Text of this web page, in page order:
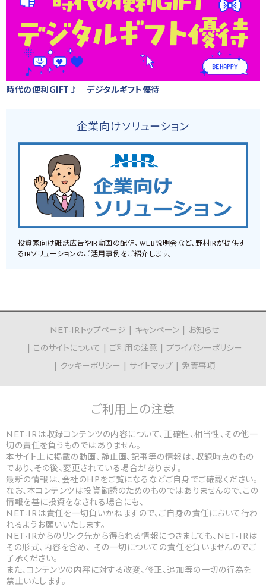
時代の便利GIFT♪ デジタルギフト優待
企業向けソリューション
投資家向け雑誌広告やIR動画の配信、WEB説明会など、野村IRが提供す
るIRソリューションのご活用事例をご紹介します。
NET-IRトップページ キャンペーン
お知らせ
このサイトについて
ご利用の注意
プライバシーポリシー
クッキーポリシー
サイトマップ 免責事項
ご利用上の注意
NET-IRは収録コンテンツの内容について、正確性、相当性、その他一
切の責任を負うものではありません。
本サイト上に掲載の動画、静止画、記事等の情報は、収録時点のもの
であり、その後、変更されている場合があります。
最新の情報は、会社のHPをご覧になるなどご自身でご確認ください。
なお、本コンテンツは投資勧誘のためのものではありませんので、この
情報を基に投資をなされる場合にも、
NET-IRは責任を一切負いかねますので、ご自身の責任において行わ
れるようお願いいたします。
NET-IRからのリンク先から得られる情報につきましても、NET-IRは
その形式、内容を含め、 その一切についての責任を負いませんのでご
了承ください。
また、コンテンツの内容に対する改変、修正、追加等の一切の行為を
禁止いたします。